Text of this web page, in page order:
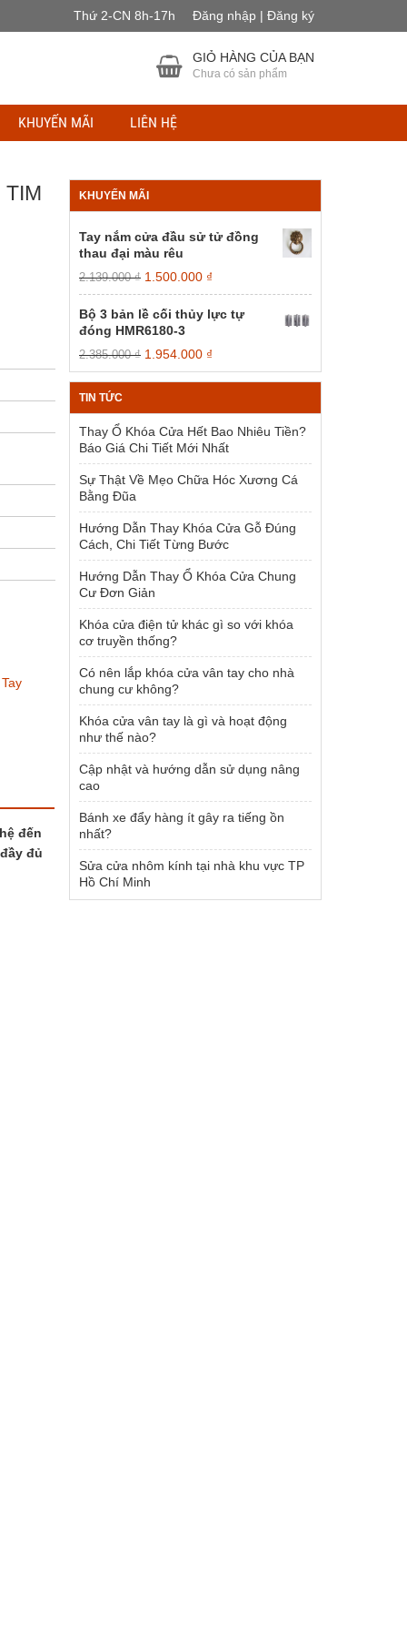
Thứ 2-CN 8h-17h Đăng nhập | Đăng ký
GIỎ HÀNG CỦA BẠN
Chưa có sản phẩm
KHUYẾN MÃI LIÊN HỆ
TIM
Tay
đến
đủ
KHUYẾN MÃI
Tay nắm cửa đầu sử tử đồng
thau đại màu rêu
2.139.000₫ Giá
gốc
là:
2.139.000 ₫.
1.500.000 ₫
hiện
là:
Bộ 3 bản lề cối thủy lực tự
đóng HMR6180-3
2.385.000₫ Giá
gốc
là:
1.954.000 ₫
hiện
tại
1.954.000 ₫.
TIN TỨC
Thay Ổ Khóa Cửa Hết Bao Nhiêu Tiền?
Báo Giá Chi Tiết Mới Nhất
Sự Thật Về Mẹo Chữa Hóc Xương Cá
Bằng Đũa
Hướng Dẫn Thay Khóa Cửa Gỗ Đúng
Cách, Chi Tiết Từng Bước
Hướng Dẫn Thay Ổ Khóa Cửa Chung
Cư Đơn Giản
Khóa cửa điện tử khác gì so với khóa
cơ truyền thống?
Có nên lắp khóa cửa vân tay cho nhà
chung cư không?
Khóa cửa vân tay là gì và hoạt động
như thế nào?
Cập nhật và hướng dẫn sử dụng nâng
cao
Bánh xe đẩy hàng ít gây ra tiếng ồn
nhất?
Sửa cửa nhôm kính tại nhà khu vực TP
Hồ Chí Minh